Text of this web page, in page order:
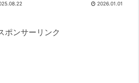
忘
点、
ラ
かに安全に・賢くPCを使い続け
命をお伝えします。
2026.01.01
ポンサーリンク